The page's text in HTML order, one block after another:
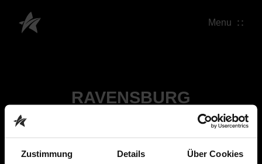
Zustimmung Details Über Cookies
Menu
RAVENSBURG